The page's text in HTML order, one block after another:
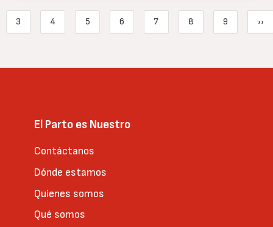
Paginación
Page
3
Page
4
Page
5
Page
6
Page
7
Page
8
Page
9 ››
El Parto es Nuestro
Contáctanos
Dónde estamos
Quienes somos
Qué somos